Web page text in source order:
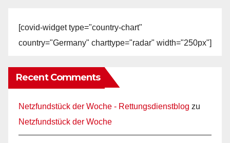
[covid-widget type="country-chart"
country="Germany" charttype="radar" width="250px"]
Recent Comments
Netzfundstück der Woche - Rettungsdienstblog zu
Netzfundstück der Woche